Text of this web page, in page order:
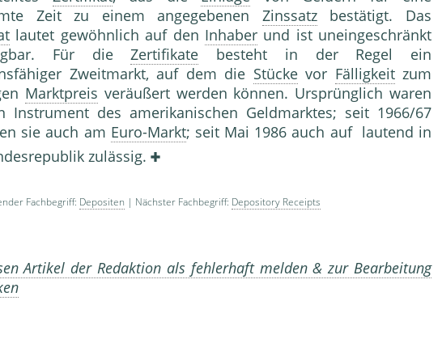
Zeit zu einem angegebenen Zinssatzbestätigt. Das
lautet gewöhnlich auf den Inhaberund ist uneingeschränkt
Für dieZertifikate besteht in der Regel ein
Zweitmarkt, auf dem die Stückevor Fälligkeitzum
Marktpreis veräußert werden können. Ursprünglich waren
Instrument des amerikanischen Geldmarktes; seit 1966/67
sie auch am Euro-Markt; seit Mai 1986 auch auf  lautend in
zulässig.
Fachbegriff: Depositen | Nächster Fachbegriff: Depository Receipts
Artikel der Redaktion als fehlerhaft melden & zur Bearbeitung